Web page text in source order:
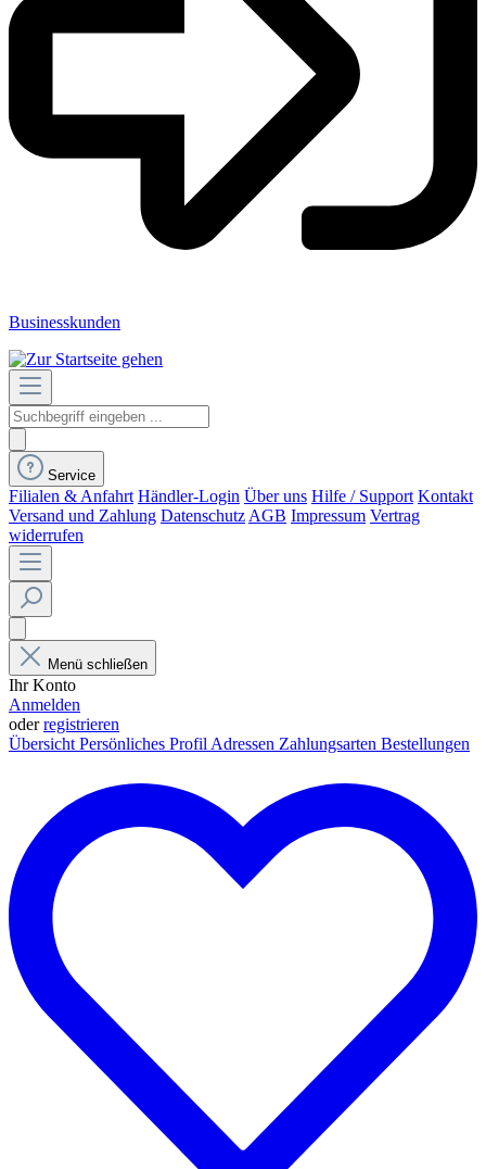
Businesskunden
Service
Filialen & Anfahrt Händler-Login Über uns Hilfe / Support Kontakt
Versand und Zahlung Datenschutz AGB Impressum Vertrag
widerrufen
Menü schließen
Ihr Konto
Anmelden
oderregistrieren
Übersicht Persönliches Profil Adressen Zahlungsarten Bestellungen